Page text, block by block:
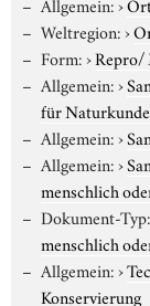
Weltregion:›
Form:›Repro/
Allgemein:›
für
Allgemein:›
Allgemein:›
menschlich
Dokument-Typ:
menschlich
Allgemein:›
Konservierung